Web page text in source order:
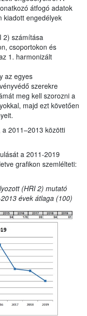
átfogó adatok
kiadott engedélyek
2) számítása
csoportokon és
1. harmonizált
az egyes
szerekre
meg kell szorozni a
majd ezt követően
2011–2013 közötti
a 2011-2019
grafikon szemlélteti:
(HRI 2) mutató
évek átlaga (100)